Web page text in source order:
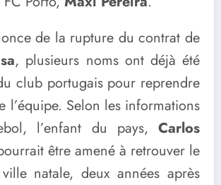
de la rupture du contrat de
, plusieurs noms ont déjà été
club portugais pour reprendre
l’équipe. Selon les informations
l’enfant du pays, Carlos
être amené à retrouver le
natale, deux années après